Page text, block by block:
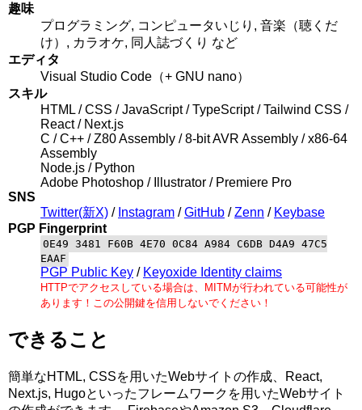
趣味
プログラミング, コンピュータいじり, 音楽（聴くだ
け）, カラオケ, 同人誌づくり など
エディタ
Visual Studio Code（+ GNU nano）
スキル
HTML / CSS / JavaScript / TypeScript / Tailwind CSS /
React / Next.js
C / C++ / Z80 Assembly / 8-bit AVR Assembly / x86-64
Assembly
Node.js / Python
Adobe Photoshop / Illustrator / Premiere Pro
SNS
Twitter(新X) / Instagram /GitHub /Zenn / Keybase
PGP Fingerprint
0E49 3481 F60B 4E70 0C84 A984 C6DB D4A9 47C5
EAAF
PGP Public Key / Keyoxide Identity claims
HTTPでアクセスしている場合は、MITMが行われている可能性が
あります！この公開鍵を信用しないでください！
できること
簡単なHTML, CSSを用いたWebサイトの作成、React,
Next.js, Hugoといったフレームワークを用いたWebサイト